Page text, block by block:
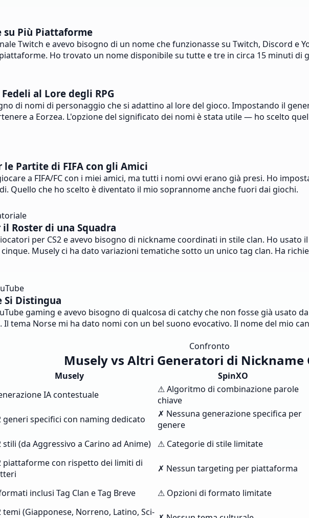
su Più Piattaforme
Twitch e avevo bisogno di un nome che funzionasse su Twitch, Discord e
Ho trovato un nome disponibile su tutte e tre in circa 15 minuti di
al Lore degli RPG
di nomi di personaggio che si adattino al lore del gioco. Impostando il
a Eorzea. L'opzione del significato dei nomi è stata utile — ho scelto
Partite di FIFA con gli Amici
a FIFA/FC con i miei amici, ma tutti i nomi ovvi erano già presi. Ho
Quello che ho scelto è diventato il mio soprannome anche fuori dai giochi.
Roster di una Squadra
per CS2 e avevo bisogno di nickname coordinati in stile clan. Ho
Musely ci ha dato variazioni tematiche sotto un unico tag clan. Ha
Si Distingua
gaming e avevo bisogno di qualcosa di catchy che non fosse già usato
Il tema Norse mi ha dato nomi con un bel suono evocativo. Il nome del mio
Confronto
Musely vs Altri Generatori di Nickname
Musely SpinXO
IA contestuale
⚠ Algoritmo di combinazione parole
chiave
generi specifici con naming dedicato
✗ Nessuna generazione specifica per
genere
stili (da Aggressivo a Carino ad Anime) ⚠ Categorie di stile limitate
piattaforme con rispetto dei limiti di
✗ Nessun targeting per piattaforma
inclusi Tag Clan e Tag Breve ⚠ Opzioni di formato limitate
temi (Giapponese, Norreno, Latino, Sci-